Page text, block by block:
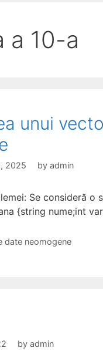
a 10-a
unui
2025 by admin
Se consideră o
{string nume;int
date neomogene
by admin